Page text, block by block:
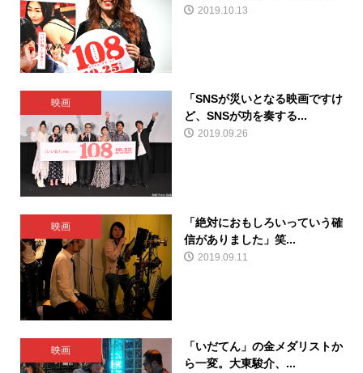
2019.10.13
映画
「SNSが災いとなる映画ですけ
ど、SNSが功を奏する...
2019.09.26
映画
「絶対におもしろいっていう確
信がありました」笑...
2019.09.11
映画
「いだてん」の金メダリストか
ら一変。大東駿介、...